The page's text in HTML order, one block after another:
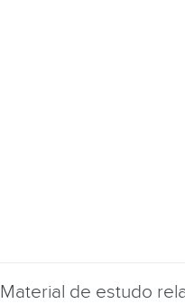
Material de estudo